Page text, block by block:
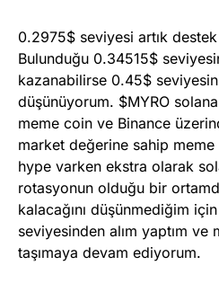
0.2975$ seviyesi artık
Bulunduğu 0.34515$
kazanabilirse 0.45$
düşünüyorum. $MYRO
meme coin ve Binance
market değerine sahip
hype varken ekstra olarak
rotasyonun olduğu bir
kalacağını düşünmediğim
seviyesinden alım yaptım
taşımaya devam ediyorum.